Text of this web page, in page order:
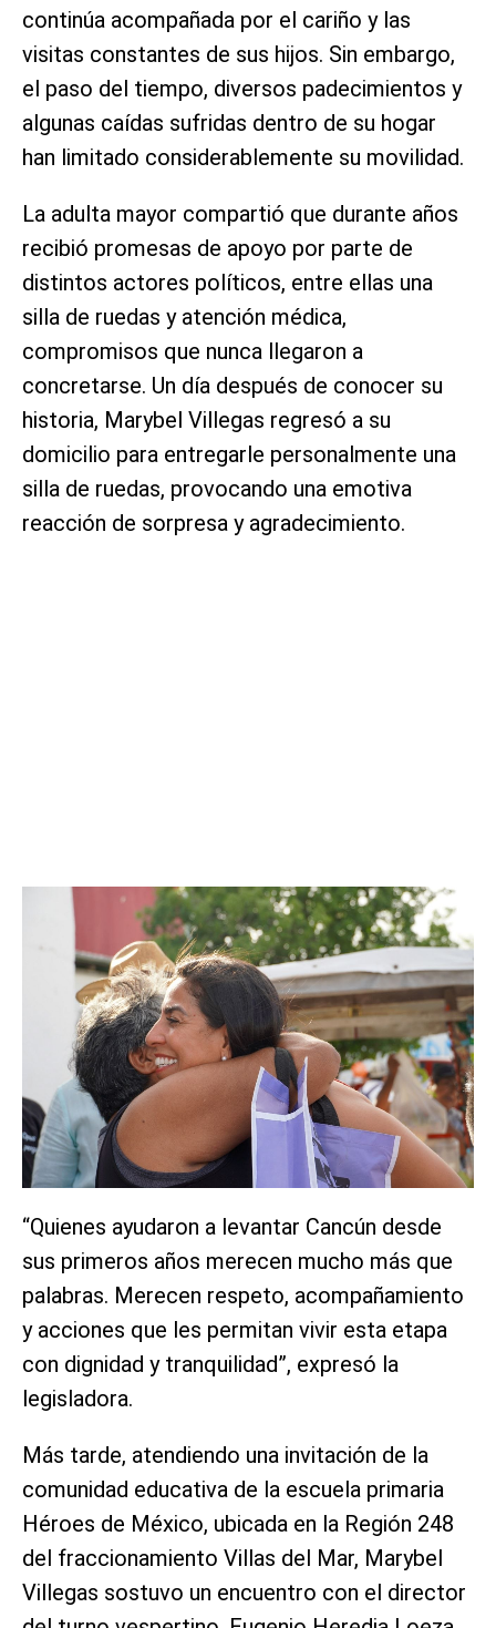
continúa acompañada por el cariño y las
visitas constantes de sus hijos. Sin embargo,
el paso del tiempo, diversos padecimientos y
algunas caídas sufridas dentro de su hogar
han limitado considerablemente su movilidad.
La adulta mayor compartió que durante años
recibió promesas de apoyo por parte de
distintos actores políticos, entre ellas una
silla de ruedas y atención médica,
compromisos que nunca llegaron a
concretarse. Un día después de conocer su
historia, Marybel Villegas regresó a su
domicilio para entregarle personalmente una
silla de ruedas, provocando una emotiva
reacción de sorpresa y agradecimiento.
“Quienes ayudaron a levantar Cancún desde
sus primeros años merecen mucho más que
palabras. Merecen respeto, acompañamiento
y acciones que les permitan vivir esta etapa
con dignidad y tranquilidad”, expresó la
legisladora.
Más tarde, atendiendo una invitación de la
comunidad educativa de la escuela primaria
Héroes de México, ubicada en la Región 248
del fraccionamiento Villas del Mar, Marybel
Villegas sostuvo un encuentro con el director